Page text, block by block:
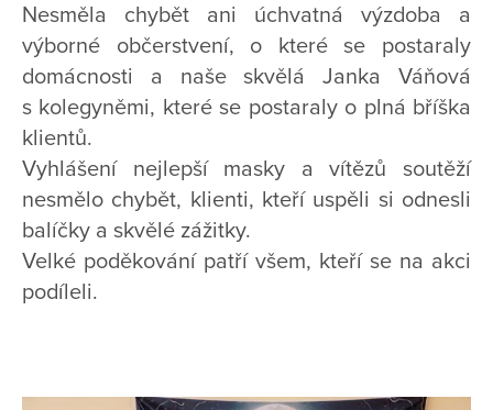
Nesměla chybět ani úchvatná výzdoba a
výborné občerstvení, o které se postaraly
domácnosti a naše skvělá Janka Váňová
s kolegyněmi, které se postaraly o plná bříška
klientů.
Vyhlášení nejlepší masky a vítězů soutěží
nesmělo chybět, klienti, kteří uspěli si odnesli
balíčky a skvělé zážitky.
Velké poděkování patří všem, kteří se na akci
podíleli.